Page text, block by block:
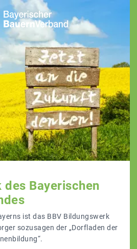
des Bayerischen
ist das BBV Bildungswerk
sozusagen der „Dorfladen der